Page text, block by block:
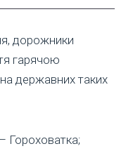
дорожники
гарячою
державних таких
Гороховатка;